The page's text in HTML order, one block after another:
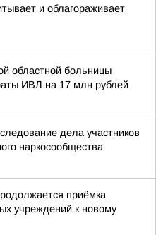
и облагораживает
областной больницы
ИВЛ на 17 млн рублей
дела участников
наркосообщества
приёмка
учреждений к новому